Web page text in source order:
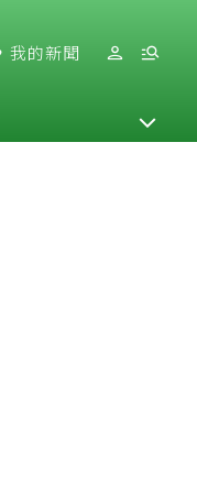
我的新聞